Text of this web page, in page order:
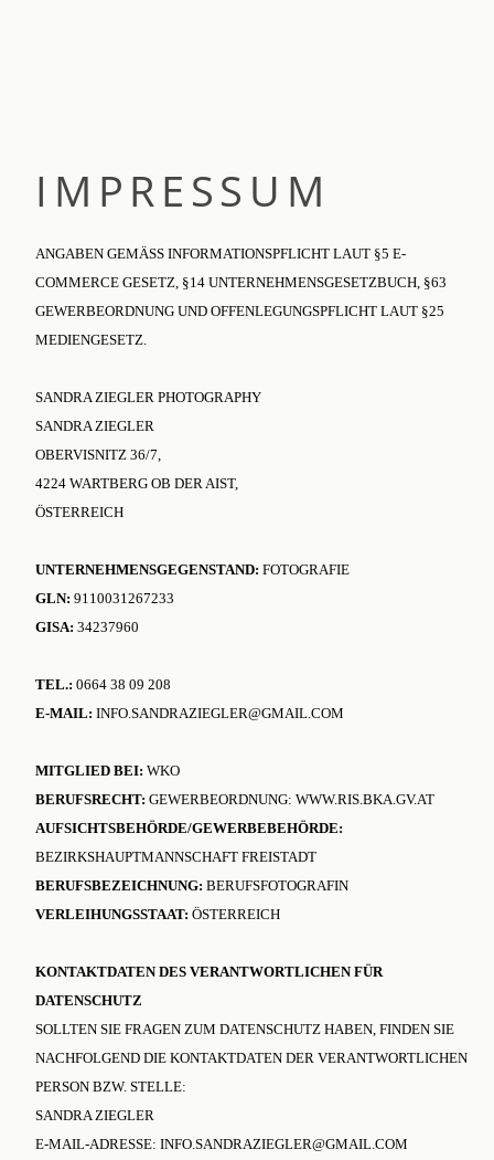
IMPRESSUM
ANGABEN GEMÄSS INFORMATIONSPFLICHT LAUT §5 E-C
OMMERCE GESETZ, §14 UNTERNEHMENSGESETZBUCH, §63 G
EWERBEORDNUNG UND OFFENLEGUNGSPFLICHT LAUT §25 M
EDIENGESETZ.
SANDRA ZIEGLER PHOTOGRAPHY
SANDRA ZIEGLER
OBERVISNITZ 36/7,
4224 WARTBERG OB DER AIST,
ÖSTERREICH
UNTERNEHMENSGEGENSTAND: FOTOGRAFIE
GLN: 9110031267233
GISA: 34237960
TEL.: 0664 38 09 208
E-MAIL: INFO.SANDRAZIEGLER@GMAIL.COM
MITGLIED BEI: WKO
BERUFSRECHT: GEWERBEORDNUNG: WWW.RIS.BKA.GV.AT
AUFSICHTSBEHÖRDE/GEWERBEBEHÖRDE:
BEZIRKSHAUPTMANNSCHAFT FREISTADT
BERUFSBEZEICHNUNG: BERUFSFOTOGRAFIN
VERLEIHUNGSSTAAT: ÖSTERREICH
KONTAKTDATEN DES VERANTWORTLICHEN FÜR
DATENSCHUTZ
SOLLTEN SIE FRAGEN ZUM DATENSCHUTZ HABEN, FINDEN SIE
NACHFOLGEND DIE KONTAKTDATEN DER VERANTWORTLICHEN
PERSON BZW. STELLE:
SANDRA ZIEGLER
E-MAIL-ADRESSE: INFO.SANDRAZIEGLER@GMAIL.COM